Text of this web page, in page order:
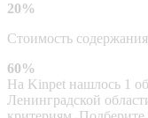
20%
Стоимость содержания
60%
На Kinpet нашлось 1
Ленинградской